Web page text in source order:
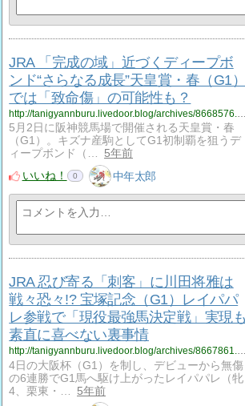
JRA 「完成の域」近づくディープボ
ンド“さらなる成長”天皇賞・春（G1）
では「致命傷」の可能性も？
http://tanigyannburu.livedoor.blog/archives/8668576.html
5月2日に阪神競馬場で開催される天皇賞・春
（G1）。キズナ産駒としてG1初制覇を狙うデ
ィープボンド（…
5年前
いいね！
0 中年太郎
JRA 忍び寄る「刺客」に川田将雅は
戦々恐々!? 宝塚記念（G1）レイパパ
レ参戦で「現役最強馬決定戦」実現も
素直に喜べない裏事情
http://tanigyannburu.livedoor.blog/archives/8667861.html
4日の大阪杯（G1）を制し、デビューから無傷
の6連勝でG1馬へ駆け上がったレイパパレ（牝
4、栗東・…
5年前